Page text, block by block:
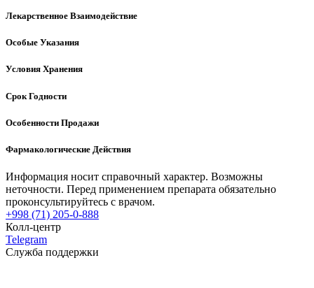
Лекарственное Взаимодействие
Особые Указания
Условия Хранения
Срок Годности
Особенности Продажи
Фармакологические Действия
Информация носит справочный характер. Возможны
неточности. Перед применением препарата обязательно
проконсультируйтесь с врачом.
+998 (71) 205-0-888
Колл-центр
Telegram
Служба поддержки